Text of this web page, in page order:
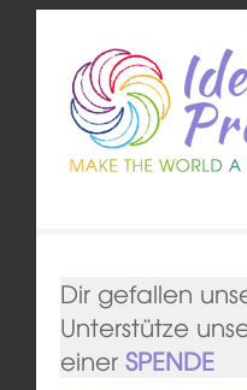
Dir gefallen
Unterstütze
einer SPENDE